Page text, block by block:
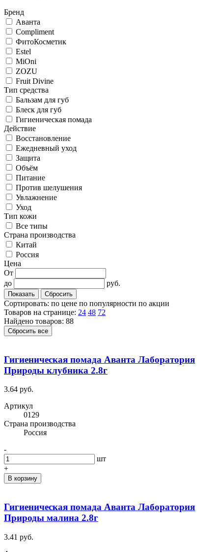
Бренд
Аванта
Compliment
ФитоКосметик
Estel
MiOni
ZOZU
Fruit Divine
Тип средства
Бальзам для губ
Блеск для губ
Гигиеническая помада
Действие
Восстановление
Ежедневный уход
Защита
Объём
Питание
Против шелушения
Увлажнение
Уход
Тип кожи
Все типы
Cтрана производства
Китай
Россия
Цена
От
до
руб.
Сортировать: по цене по популярности по акции
Товаров на странице: 24 48 72
Найдено товаров: 88
Сбросить все
Гигиеническая помада Аванта Лаборатория
Природы клубника 2.8г
3.64 руб.
Артикул
0129
Cтрана производства
Россия
-
шт
+
В корзину
Гигиеническая помада Аванта Лаборатория
Природы малина 2.8г
3.41 руб.